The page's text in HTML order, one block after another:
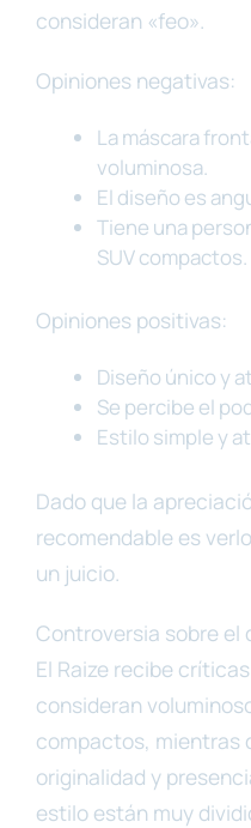
consideran «feo».
Opiniones negativas:
La máscara
voluminosa.
El diseño es
Tiene una
SUV compactos.
Opiniones positivas:
Diseño único y
Se percibe el
Estilo simple y
Dado que la
recomendable es
un juicio.
Controversia sobre el
El Raize recibe
consideran
compactos, mientras
originalidad y
estilo están muy